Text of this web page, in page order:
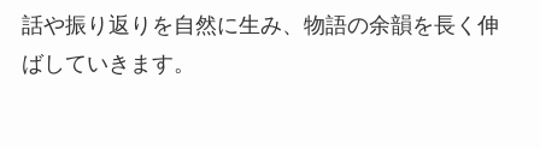
話や振り返りを自然に生み、物語の余韻を長く伸
ばしていきます。